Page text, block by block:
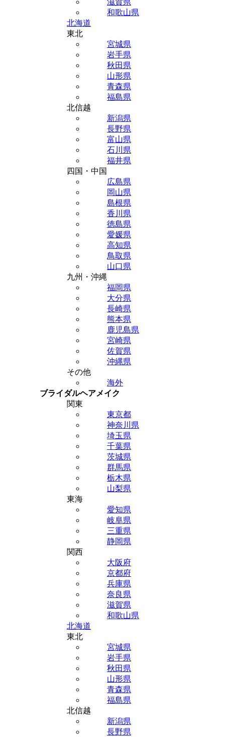
滋賀県
和歌山県
北海道
東北
宮城県
岩手県
秋田県
山形県
青森県
福島県
北信越
新潟県
長野県
富山県
石川県
福井県
四国・中国
広島県
岡山県
島根県
香川県
徳島県
愛媛県
高知県
鳥取県
山口県
九州・沖縄
福岡県
大分県
長崎県
熊本県
鹿児島県
宮崎県
佐賀県
沖縄県
その他
海外
ブライダルヘアメイク
関東
東京都
神奈川県
埼玉県
千葉県
茨城県
群馬県
栃木県
山梨県
東海
愛知県
岐阜県
三重県
静岡県
関西
大阪府
京都府
兵庫県
奈良県
滋賀県
和歌山県
北海道
東北
宮城県
岩手県
秋田県
山形県
青森県
福島県
北信越
新潟県
長野県